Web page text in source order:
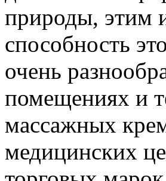
природы, этим
способность
очень
помещениях и
массажных
медицинских